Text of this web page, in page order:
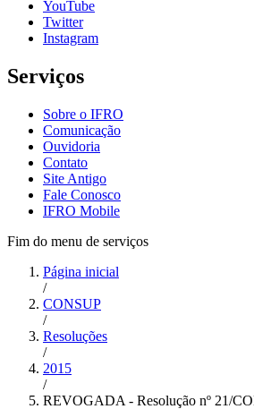
YouTube
Twitter
Instagram
Serviços
Sobre o IFRO
Comunicação
Ouvidoria
Contato
Site Antigo
Fale Conosco
IFRO Mobile
Fim do menu de serviços
Página inicial
/
CONSUP
/
Resoluções
/
2015
/
REVOGADA - Resolução nº 21/